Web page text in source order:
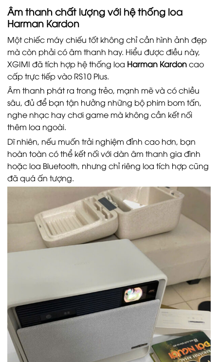
Âm thanh chất lượng với hệ thống loa
Harman Kardon
Một chiếc máy chiếu tốt không chỉ cần hình ảnh đẹp
mà còn phải có âm thanh hay. Hiểu được điều này,
XGIMI đã tích hợp hệ thống loa Harman Kardoncao
cấp trực tiếp vào RS10 Plus.
Âm thanh phát ra trong trẻo, mạnh mẽ và có chiều
sâu, đủ để bạn tận hưởng những bộ phim bom tấn,
nghe nhạc hay chơi game mà không cần kết nối
thêm loa ngoài.
Dĩ nhiên, nếu muốn trải nghiệm đỉnh cao hơn, bạn
hoàn toàn có thể kết nối với dàn âm thanh gia đình
hoặc loa Bluetooth, nhưng chỉ riêng loa tích hợp cũng
đã quá ấn tượng.